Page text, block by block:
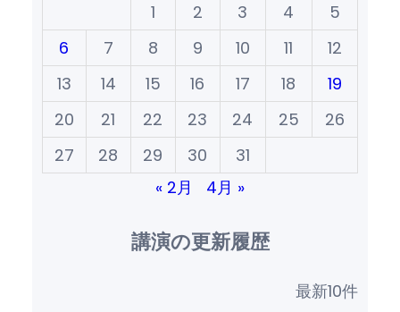
1
2 3 4
5
6
7 8 9 10 11
12
13
14 15 16 17 18
19
20
21 22 23 24 25
26
27
28 29 30
31
« 2月
4月 »
講演の更新履歴
最新10件